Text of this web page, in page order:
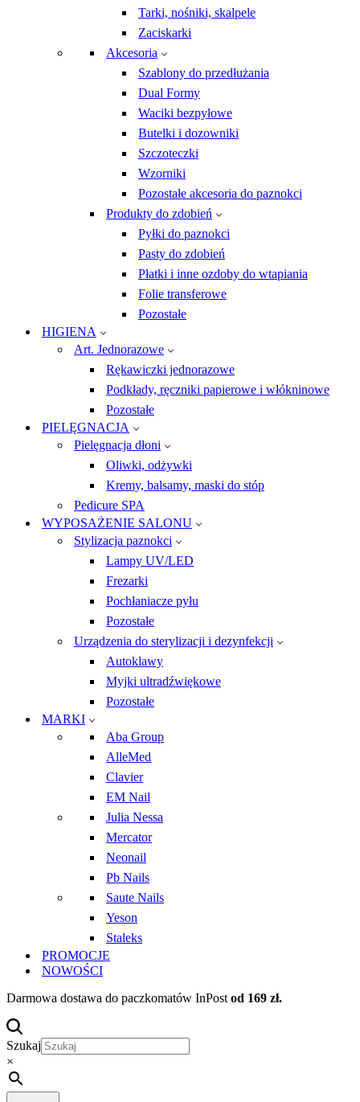
Tarki, nośniki, skalpele
Zaciskarki
Akcesoria
Szablony do przedłużania
Dual Formy
Waciki bezpyłowe
Butelki i dozowniki
Szczoteczki
Wzorniki
Pozostałe akcesoria do paznokci
Produkty do zdobień
Pyłki do paznokci
Pasty do zdobień
Płatki i inne ozdoby do wtapiania
Folie transferowe
Pozostałe
HIGIENA
Art. Jednorazowe
Rękawiczki jednorazowe
Podkłady, ręczniki papierowe i włókninowe
Pozostałe
PIELĘGNACJA
Pielęgnacja dłoni
Oliwki, odżywki
Kremy, balsamy, maski do stóp
Pedicure SPA
WYPOSAŻENIE SALONU
Stylizacja paznokci
Lampy UV/LED
Frezarki
Pochłaniacze pyłu
Pozostałe
Urządzenia do sterylizacji i dezynfekcji
Autoklawy
Myjki ultradźwiękowe
Pozostałe
MARKI
Aba Group
AlleMed
Clavier
EM Nail
Julia Nessa
Mercator
Neonail
Pb Nails
Saute Nails
Yeson
Staleks
PROMOCJE
NOWOŚCI
Darmowa dostawa do paczkomatów InPost od 169 zł.
Szukaj
×